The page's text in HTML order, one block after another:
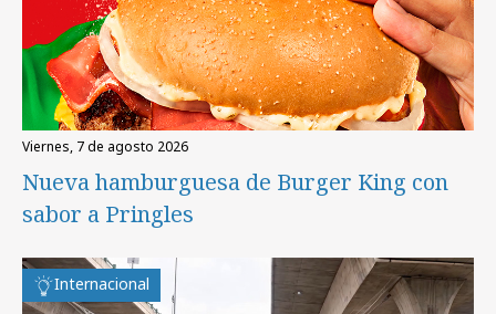
viernes, 7 de agosto 2026
Nueva hamburguesa de Burger King con
sabor a Pringles
Internacional